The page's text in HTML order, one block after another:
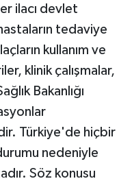
ilacı devlet
tedaviye
kullanım ve
klinik çalışmalar,
Bakanlığı
Türkiye'de hiçbir
nedeniyle
Söz konusu